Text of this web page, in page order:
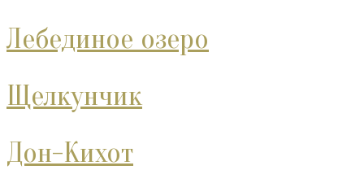
Лебединое озеро
Щелкунчик
Дон-Кихот